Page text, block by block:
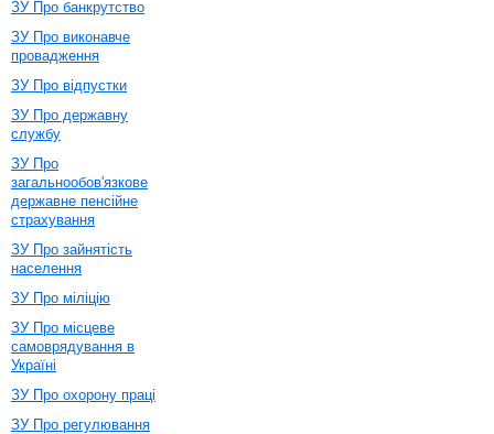
ЗУ Про банкрутство
ЗУ Про виконавче
провадження
ЗУ Про відпустки
ЗУ Про державну
службу
ЗУ Про
загальнообов'язкове
державне пенсійне
страхування
ЗУ Про зайнятість
населення
ЗУ Про міліцію
ЗУ Про місцеве
самоврядування в
Україні
ЗУ Про охорону праці
ЗУ Про регулювання